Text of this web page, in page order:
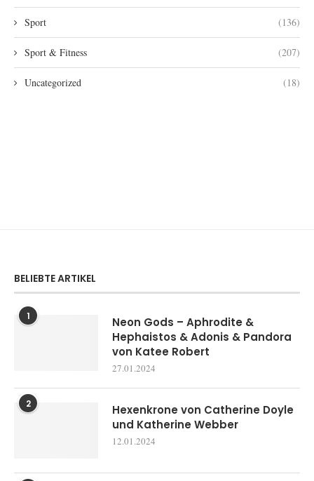
Sport (136)
Sport & Fitness (207)
Uncategorized (18)
BELIEBTE ARTIKEL
1
Neon Gods – Aphrodite &
Hephaistos & Adonis & Pandora
von Katee Robert
27.01.2024
2
Hexenkrone von Catherine Doyle
und Katherine Webber
12.01.2024